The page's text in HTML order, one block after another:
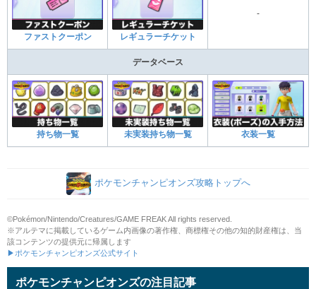
ファストクーポン レギュラーチケット
-
データベース
持ち物一覧 未実装持ち物一覧 衣装一覧
ポケモンチャンピオンズ攻略トップへ
©Pokémon/Nintendo/Creatures/GAME FREAK All rights reserved.
※アルテマに掲載しているゲーム内画像の著作権、商標権その他の知的財産権は、当
該コンテンツの提供元に帰属します
▶ポケモンチャンピオンズ公式サイト
ポケモンチャンピオンズの注目記事